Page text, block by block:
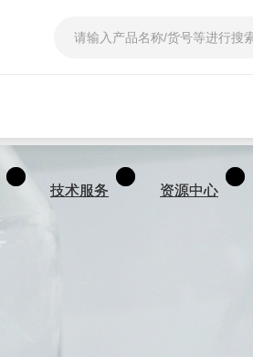
技术服务 资源中心
技术服务 资源中心